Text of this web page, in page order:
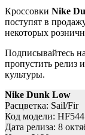
Кроссовки Nike
поступят в
некоторых
Подписывайтесь
пропустить релиз
культуры.
Nike Dunk Low
Расцветка: Sail/Fir
Код модели:
Дата релиза: 8